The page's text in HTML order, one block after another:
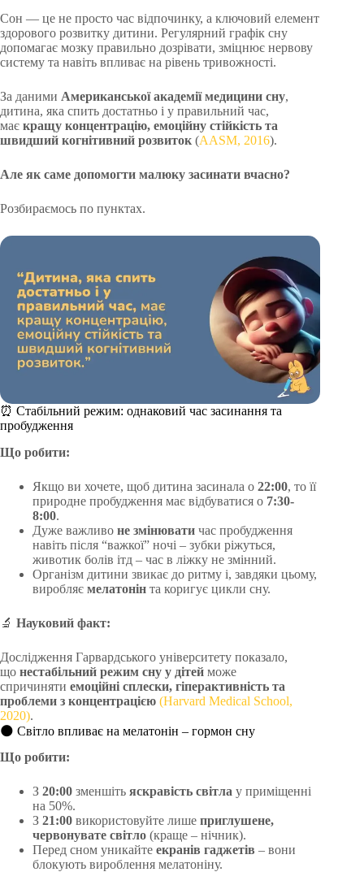
Сон — це не просто час відпочинку, а ключовий елемент
здорового розвитку дитини. Регулярний графік сну
допомагає мозку правильно дозрівати, зміцнює нервову
систему та навіть впливає на рівень тривожності.
За даними Американської академії медицини сну,
дитина, яка спить достатньо і у правильний час,
має кращу концентрацію, емоційну стійкість та
швидший когнітивний розвиток (AASM, 2016).
Але як саме допомогти малюку засинати вчасно?
Розбираємось по пунктах.
⏰ Стабільний режим: однаковий час засинання та
пробудження
Що робити:
Якщо ви хочете, щоб дитина засинала о 22:00, то її
природне пробудження має відбуватися о 7:30-
8:00.
Дуже важливо не змінювати час пробудження
навіть після “важкої” ночі – зубки ріжуться,
животик болів ітд – час в ліжку не змінний.
Організм дитини звикає до ритму і, завдяки цьому,
виробляє мелатонін та коригує цикли сну.
🔬 Науковий факт:
Дослідження Гарвардського університету показало,
що нестабільний режим сну у дітей може
спричиняти емоційні сплески, гіперактивність та
проблеми з концентрацією (Harvard Medical School,
2020).
🌑 Світло впливає на мелатонін – гормон сну
Що робити:
З 20:00 зменшіть яскравість світла у приміщенні
на 50%.
З 21:00 використовуйте лише приглушене,
червонувате світло (краще – нічник).
Перед сном уникайте екранів гаджетів – вони
блокують вироблення мелатоніну.